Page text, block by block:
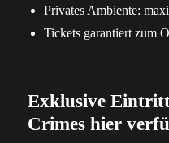
Privates Ambiente:
Tickets garantiert zum
Exklusive
Crimes hier